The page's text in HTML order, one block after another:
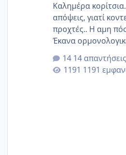
Καλημέρα
απόψεις, γιατί κοντεύω να τρελαθώ από
προχτές.. Η αμη
Έκανα
για την ηλικία
εγκυμοσύνη, που
στην 27η εβδομάδα
14 απαντήσεις
1191